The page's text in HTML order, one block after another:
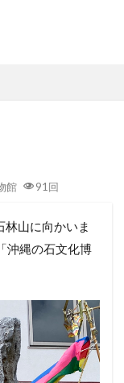
館 91回
山に向かいま
沖縄の石文化博